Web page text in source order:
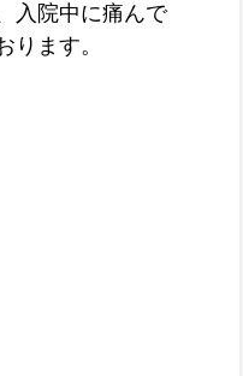
入院中に痛んで
ます。